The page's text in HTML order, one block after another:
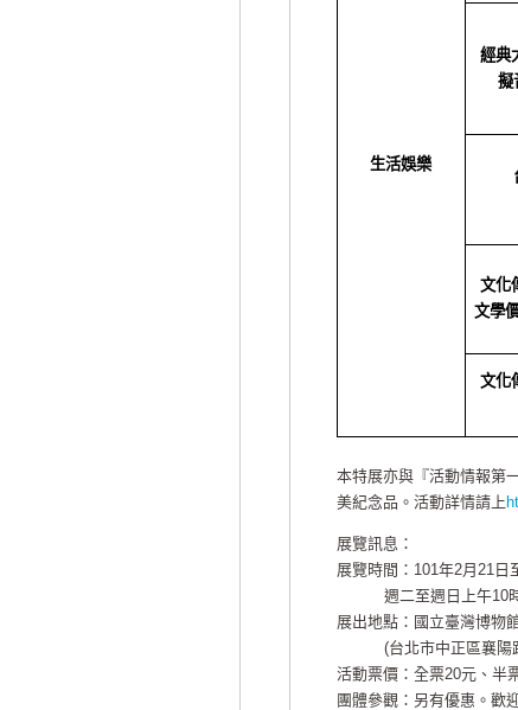
生活娛樂
經典
擬
文化
文學
文化
本特展亦與『活動情報第
美紀念品。活動詳情請上
展覽訊息：
展覽時間：101年2月21日
週二至週日上午10時
展出地點：國立臺灣博物
(台北市中正區襄陽路
活動票價：全票20元、半
團體參觀：另有優惠。歡